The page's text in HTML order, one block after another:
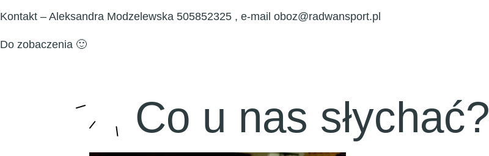
Kontakt – Aleksandra Modzelewska 505852325 , e-mail oboz@radwansport.pl
Do zobaczenia 🙂
Co u nas słychać?